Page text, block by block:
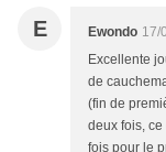
E Ewondo 17/
Excellente
de
(fin de
deux fois, ce
fois pour le